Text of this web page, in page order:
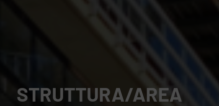
STRUTTURA/AREA